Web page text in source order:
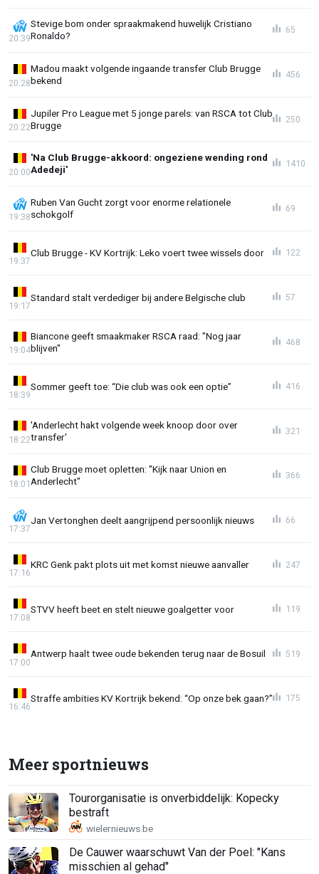
Stevige bom onder spraakmakend huwelijk Cristiano
Ronaldo?
20:39
65
Madou maakt volgende ingaande transfer Club Brugge
bekend
20:28
456
Jupiler Pro League met 5 jonge parels: van RSCA tot Club
Brugge
20:22
250
'Na Club Brugge-akkoord: ongeziene wending rond
Adedeji'
20:00
1410
Ruben Van Gucht zorgt voor enorme relationele
schokgolf
19:38
69
Club Brugge - KV Kortrijk: Leko voert twee wissels door
19:37
122
Standard stalt verdediger bij andere Belgische club
19:17
57
Biancone geeft smaakmaker RSCA raad: "Nog jaar
blijven"
19:04
468
Sommer geeft toe: “Die club was ook een optie”
18:39
416
'Anderlecht hakt volgende week knoop door over
transfer'
18:22
321
Club Brugge moet opletten: "Kijk naar Union en
Anderlecht"
18:01
366
Jan Vertonghen deelt aangrijpend persoonlijk nieuws
17:37
66
KRC Genk pakt plots uit met komst nieuwe aanvaller
17:16
247
STVV heeft beet en stelt nieuwe goalgetter voor
17:08
119
Antwerp haalt twee oude bekenden terug naar de Bosuil
17:00
519
Straffe ambities KV Kortrijk bekend: “Op onze bek gaan?”
16:46
175
Meer sportnieuws
Tourorganisatie is onverbiddelijk: Kopecky
bestraft
De Cauwer waarschuwt Van der Poel: "Kans
misschien al gehad"